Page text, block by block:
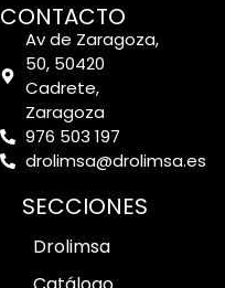
CONTACTO
Av de Zaragoza,
50, 50420
Cadrete,
Zaragoza
976 503 197
drolimsa@drolimsa.es
SECCIONES
Drolimsa